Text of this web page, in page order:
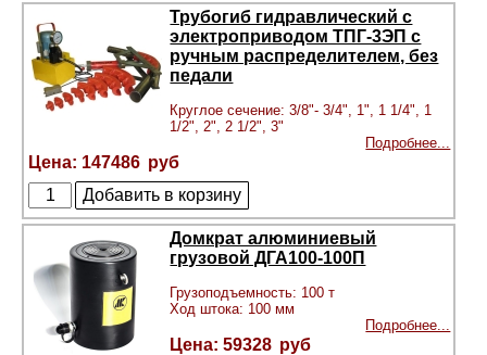
Трубогиб гидравлический с
электроприводом ТПГ-3ЭП с
ручным распределителем, без
педали
Круглое сечение: 3/8"- 3/4", 1", 1 1/4", 1
1/2", 2", 2 1/2", 3"
Подробнее...
147486
Домкрат алюминиевый
грузовой ДГА100-100П
Грузоподъемность: 100 т
Ход штока: 100 мм
Подробнее...
59328